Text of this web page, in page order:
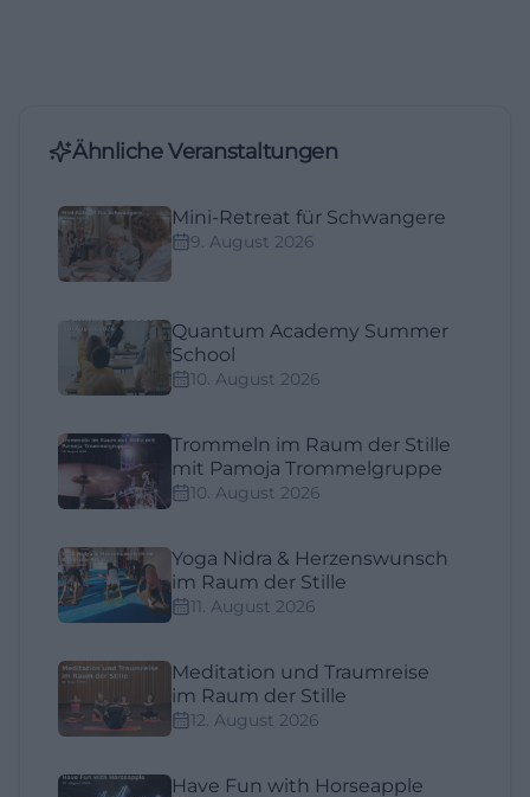
Ähnliche Veranstaltungen
Mini-Retreat für Schwangere
9. August 2026
Quantum Academy Summer
School
10. August 2026
Trommeln im Raum der Stille
mit Pamoja Trommelgruppe
10. August 2026
Yoga Nidra & Herzenswunsch
im Raum der Stille
11. August 2026
Meditation und Traumreise
im Raum der Stille
12. August 2026
Have Fun with Horseapple